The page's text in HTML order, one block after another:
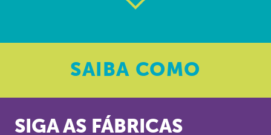
SAIBA COMO
SIGA AS FÁBRICAS